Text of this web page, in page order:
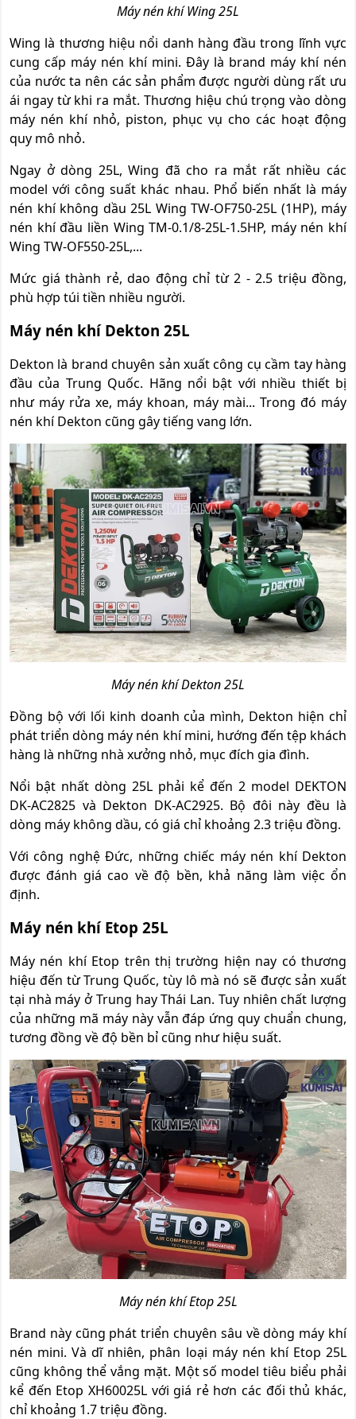
Máy nén khí Wing 25L
Wing là thương hiệu nổi danh hàng đầu trong lĩnh vực
cung cấp máy nén khí mini. Đây là brand máy khí nén
của nước ta nên các sản phẩm được người dùng rất ưu
ái ngay từ khi ra mắt. Thương hiệu chú trọng vào dòng
máy nén khí nhỏ, piston, phục vụ cho các hoạt động
quy mô nhỏ.
Ngay ở dòng 25L, Wing đã cho ra mắt rất nhiều các
model với công suất khác nhau. Phổ biến nhất là máy
nén khí không dầu 25L Wing TW-OF750-25L (1HP), máy
nén khí đầu liền Wing TM-0.1/8-25L-1.5HP, máy nén khí
Wing TW-OF550-25L,...
Mức giá thành rẻ, dao động chỉ từ 2 - 2.5 triệu đồng,
phù hợp túi tiền nhiều người.
Máy nén khí Dekton 25L
Dekton là brand chuyên sản xuất công cụ cầm tay hàng
đầu của Trung Quốc. Hãng nổi bật với nhiều thiết bị
như máy rửa xe, máy khoan, máy mài... Trong đó máy
nén khí Dekton cũng gây tiếng vang lớn.
Máy nén khí Dekton 25L
Đồng bộ với lối kinh doanh của mình, Dekton hiện chỉ
phát triển dòng máy nén khí mini, hướng đến tệp khách
hàng là những nhà xưởng nhỏ, mục đích gia đình.
Nổi bật nhất dòng 25L phải kể đến 2 model DEKTON
DK-AC2825 và Dekton DK-AC2925. Bộ đôi này đều là
dòng máy không dầu, có giá chỉ khoảng 2.3 triệu đồng.
Với công nghệ Đức, những chiếc máy nén khí Dekton
được đánh giá cao về độ bền, khả năng làm việc ổn
định.
Máy nén khí Etop 25L
Máy nén khí Etop trên thị trường hiện nay có thương
hiệu đến từ Trung Quốc, tùy lô mà nó sẽ được sản xuất
tại nhà máy ở Trung hay Thái Lan. Tuy nhiên chất lượng
của những mã máy này vẫn đáp ứng quy chuẩn chung,
tương đồng về độ bền bỉ cũng như hiệu suất.
Máy nén khí Etop 25L
Brand này cũng phát triển chuyên sâu về dòng máy khí
nén mini. Và dĩ nhiên, phân loại máy nén khí Etop 25L
cũng không thể vắng mặt. Một số model tiêu biểu phải
kể đến Etop XH60025L với giá rẻ hơn các đối thủ khác,
chỉ khoảng 1.7 triệu đồng.